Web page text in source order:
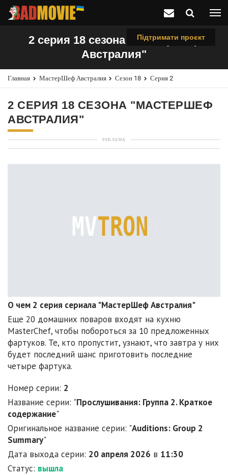
Підтримати проєкт
2 серия 18 сезона "МастерШеф
Австралия"
Главная МастерШеф Австралия Сезон 18 Серия 2
2 СЕРИЯ 18 СЕЗОНА "МАСТЕРШЕФ
АВСТРАЛИЯ"
РЕКЛАМА
О чем 2 серия сериала "МастерШеф Австралия"
Еще 20 домашних поваров входят на кухню
MasterChef, чтобы побороться за 10 предложенных
фартуков. Те, кто пропустит, узнают, что завтра у них
будет последний шанс приготовить последние
четыре фартука.
Номер серии: 2
Название серии: "Прослушивания: Группа 2. Краткое
содержание"
Оригинальное название серии: "Auditions: Group 2
Summary"
Дата выхода серии: 20 апреля 2026 в 11:30
Статус: вышла